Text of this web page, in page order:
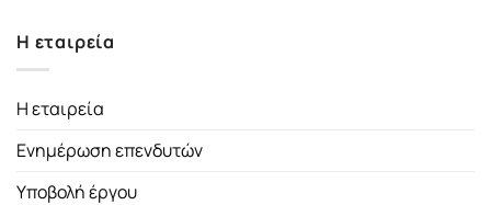
Η εταιρεία
Η εταιρεία
Ενημέρωση επενδυτών
Υποβολή έργου